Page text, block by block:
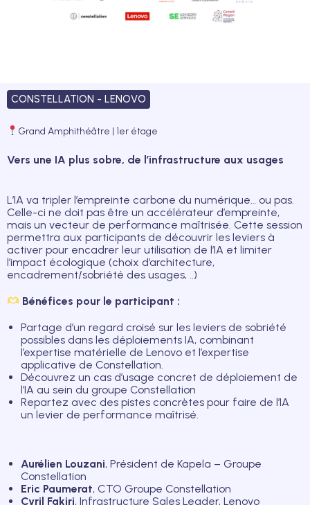
CONSTELLATION - LENOVO
Grand Amphithéâtre | 1er étage
Vers une IA plus sobre, de l’infrastructure aux usages
L’IA va tripler l’empreinte carbone du numérique… ou pas.
Celle-ci ne doit pas être un accélérateur d’empreinte,
mais un vecteur de performance maîtrisée. Cette session
permettra aux participants de découvrir les leviers à
activer pour encadrer leur utilisation de l’IA et limiter
l’impact écologique (choix d’architecture,
encadrement/sobriété des usages, ..)
Bénéfices pour le participant :
Partage d’un regard croisé sur les leviers de sobriété
possibles dans les déploiements IA, combinant
l’expertise matérielle de Lenovo et l’expertise
applicative de Constellation.
Découvrez un cas d’usage concret de déploiement de
l’IA au sein du groupe Constellation
Repartez avec des pistes concrètes pour faire de l’IA
un levier de performance maîtrisé.
Aurélien Louzani, Président de Kapela – Groupe
Constellation
Eric Paumerat, CTO Groupe Constellation
Cyril Fakiri, Infrastructure Sales Leader, Lenovo